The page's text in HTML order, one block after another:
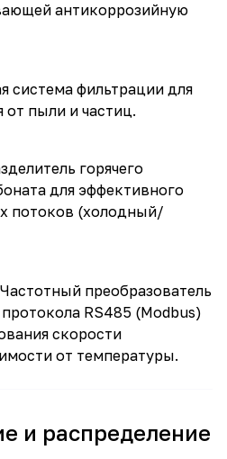
антикоррозийную
система фильтрации для
пыли и частиц.
горячего
для эффективного
потоков (холодный/
преобразователь
RS485 (Modbus)
скорости
от температуры.
и распределение